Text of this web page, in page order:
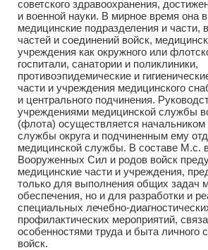
советского здравоохранения,
и военной науки. В мирное время она
медицинские подразделения и части,
частей и соединений войск,
учреждения как окружного или
госпитали, санатории и поликлиники,
противоэпидемические и
части и учреждения медицинского
и центрального подчинения.
учреждениями медицинской службы
(флота) осуществляется
службы округа и подчиненным ему
медицинской службы. В составе М.с.
Вооруженных Сил и родов войск
медицинские части и учреждения,
только для выполнения общих задач
обеспечения, но и для разработки и
специальных лечебно-
профилактических мероприятий,
особенностями труда и быта личного
войск.